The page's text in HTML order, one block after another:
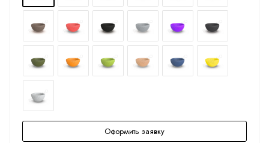
Оформить заявку